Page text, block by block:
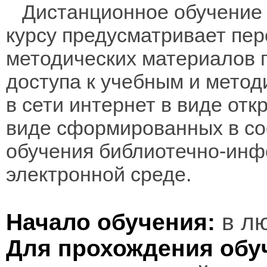
Дистанционное
курсу предусматривает
методических материалов
доступа к учебным и
в сети интернет в виде
виде сформированных в
обучения библиотечно-
электронной среде.
Начало обучения: в
Для прохождения